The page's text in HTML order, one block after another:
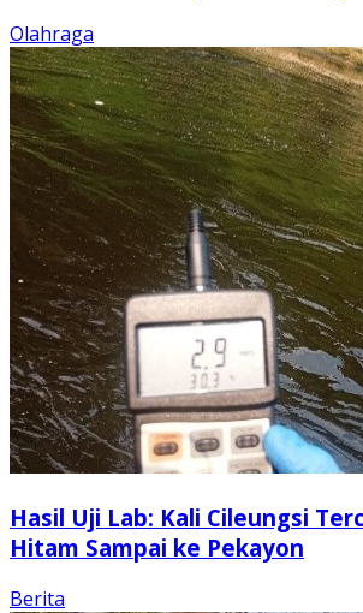
Olahraga
Hasil Uji Lab: Kali Cileungsi
Hitam Sampai ke Pekayon
Berita